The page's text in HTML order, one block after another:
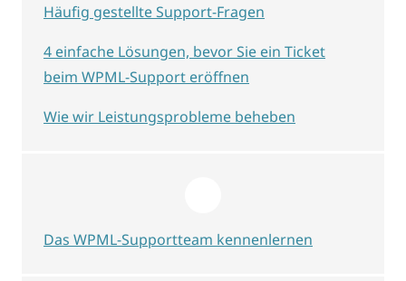
Häufig gestellte Support-Fragen
4 einfache Lösungen, bevor Sie ein Ticket
beim WPML-Support eröffnen
Wie wir Leistungsprobleme beheben
Das WPML-Supportteam kennenlernen